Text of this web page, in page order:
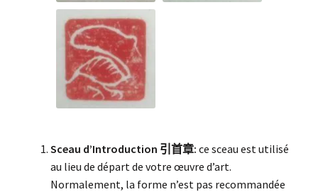
Sceau d’Introduction 引首章: ce sceau est utilisé
au lieu de départ de votre œuvre d’art.
Normalement, la forme n’est pas recommandée